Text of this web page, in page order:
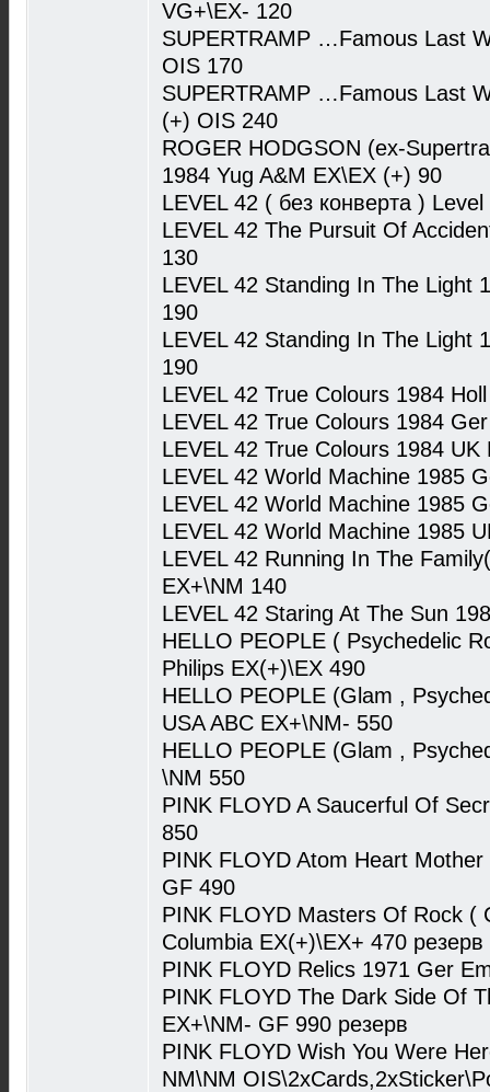
VG+\EX- 120
SUPERTRAMP …Famous Last
OIS 170
SUPERTRAMP …Famous Last
(+) OIS 240
ROGER HODGSON (ex-
1984 Yug A&M EX\EX (+) 90
LEVEL 42 ( без конверта )
LEVEL 42 The Pursuit Of
130
LEVEL 42 Standing In The Light
190
LEVEL 42 Standing In The Light
190
LEVEL 42 True Colours 1984
LEVEL 42 True Colours 1984
LEVEL 42 True Colours 1984
LEVEL 42 World Machine 1985
LEVEL 42 World Machine 1985
LEVEL 42 World Machine 1985
LEVEL 42 Running In The
EX+\NM 140
LEVEL 42 Staring At The Sun
HELLO PEOPLE ( Psychedelic
Philips EX(+)\EX 490
HELLO PEOPLE (Glam ,
USA ABC EX+\NM- 550
HELLO PEOPLE (Glam ,
\NM 550
PINK FLOYD A Saucerful Of
850
PINK FLOYD Atom Heart
GF 490
PINK FLOYD Masters Of Rock (
Columbia EX(+)\EX+ 470 резерв
PINK FLOYD Relics 1971 Ger
PINK FLOYD The Dark Side Of
EX+\NM- GF 990 резерв
PINK FLOYD Wish You Were
NM\NM